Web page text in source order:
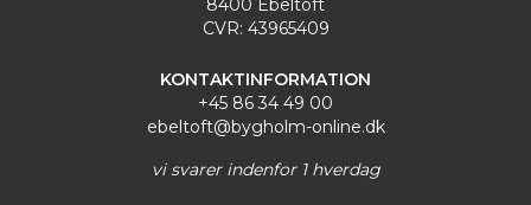
CVR: 43965409
KONTAKTINFORMATION
+45 86 34 49 00
ebeltoft@bygholm-online.dk
vi svarer indenfor 1 hverdag